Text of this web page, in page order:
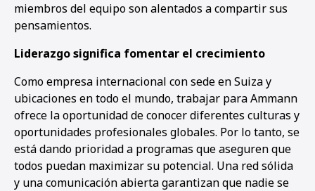
miembros del equipo son alentados a compartir sus
pensamientos.
Liderazgo significa fomentar el crecimiento
Como empresa internacional con sede en Suiza y
ubicaciones en todo el mundo, trabajar para Ammann
ofrece la oportunidad de conocer diferentes culturas y
oportunidades profesionales globales. Por lo tanto, se
está dando prioridad a programas que aseguren que
todos puedan maximizar su potencial. Una red sólida
y una comunicación abierta garantizan que nadie se